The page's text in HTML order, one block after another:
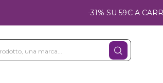
-31% SU 59€ A